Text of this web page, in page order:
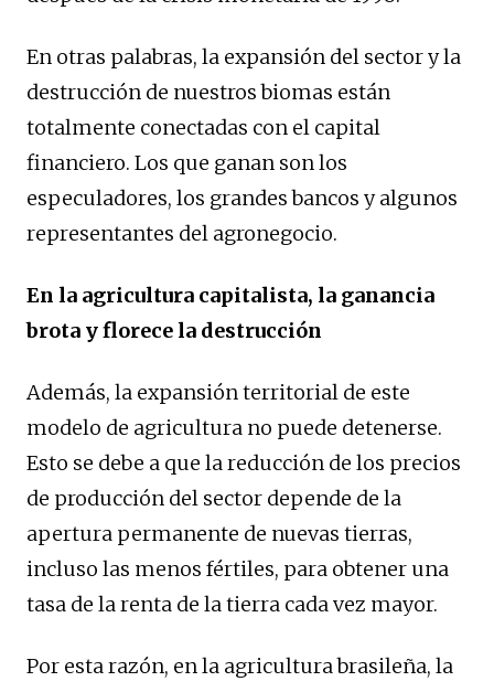
En otras palabras, la expansión del sector y la
destrucción de nuestros biomas están
totalmente conectadas con el capital
financiero. Los que ganan son los
especuladores, los grandes bancos y algunos
representantes del agronegocio.
En la agricultura capitalista, la ganancia
brota y florece la destrucción
Además, la expansión territorial de este
modelo de agricultura no puede detenerse.
Esto se debe a que la reducción de los precios
de producción del sector depende de la
apertura permanente de nuevas tierras,
incluso las menos fértiles, para obtener una
tasa de la renta de la tierra cada vez mayor.
Por esta razón, en la agricultura brasileña, la